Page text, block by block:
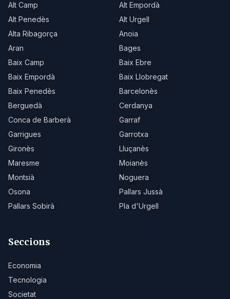
Alt Camp
Alt Empordà
Alt Penedès
Alt Urgell
Alta Ribagorça
Anoia
Aran
Bages
Baix Camp
Baix Ebre
Baix Empordà
Baix Llobregat
Baix Penedès
Barcelonès
Berguedà
Cerdanya
Conca de Barberà
Garraf
Garrigues
Garrotxa
Gironès
Lluçanès
Maresme
Moianès
Montsià
Noguera
Osona
Pallars Jussà
Pallars Sobirà
Pla d'Urgell
Seccions
Economia
Tecnologia
Societat